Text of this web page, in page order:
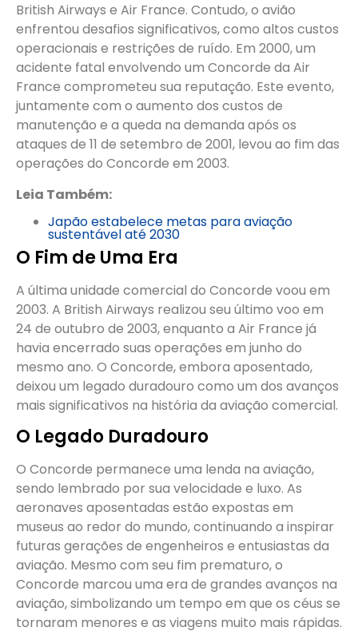
British Airways e Air France. Contudo, o avião
enfrentou desafios significativos, como altos custos
operacionais e restrições de ruído. Em 2000, um
acidente fatal envolvendo um Concorde da Air
France comprometeu sua reputação. Este evento,
juntamente com o aumento dos custos de
manutenção e a queda na demanda após os
ataques de 11 de setembro de 2001, levou ao fim das
operações do Concorde em 2003.
Leia Também:
Japão estabelece metas para aviação
sustentável até 2030
O Fim de Uma Era
A última unidade comercial do Concorde voou em
2003. A British Airways realizou seu último voo em
24 de outubro de 2003, enquanto a Air France já
havia encerrado suas operações em junho do
mesmo ano. O Concorde, embora aposentado,
deixou um legado duradouro como um dos avanços
mais significativos na história da aviação comercial.
O Legado Duradouro
O Concorde permanece uma lenda na aviação,
sendo lembrado por sua velocidade e luxo. As
aeronaves aposentadas estão expostas em
museus ao redor do mundo, continuando a inspirar
futuras gerações de engenheiros e entusiastas da
aviação. Mesmo com seu fim prematuro, o
Concorde marcou uma era de grandes avanços na
aviação, simbolizando um tempo em que os céus se
tornaram menores e as viagens muito mais rápidas​.